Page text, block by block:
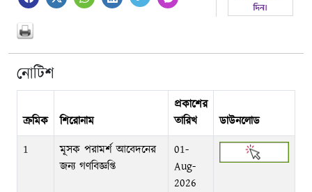
নোটিশ
ক্রমিক শিরোনাম
প্রকাশের
তারিখ
ডাউনলোড
1
মূসক পরামর্শ আবেদনের
জন্য গণবিজ্ঞপ্তি
01-
Aug-
2026